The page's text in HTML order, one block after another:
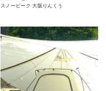
スノーピーク 大阪りんくう